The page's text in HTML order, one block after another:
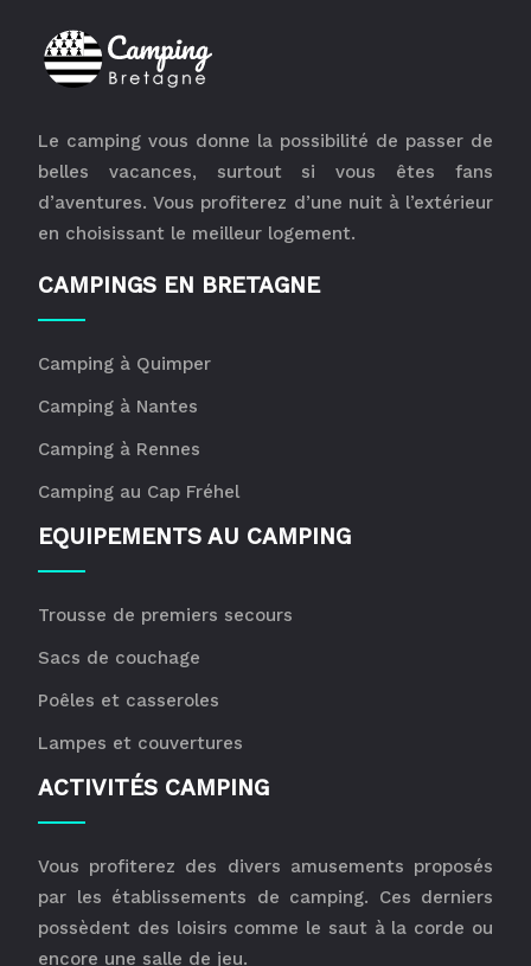
Le camping vous donne la possibilité de passer de
belles vacances, surtout si vous êtes fans
d’aventures. Vous profiterez d’une nuit à l’extérieur
en choisissant le meilleur logement.
CAMPINGS EN BRETAGNE
Camping à Quimper
Camping à Nantes
Camping à Rennes
Camping au Cap Fréhel
EQUIPEMENTS AU CAMPING
Trousse de premiers secours
Sacs de couchage
Poêles et casseroles
Lampes et couvertures
ACTIVITÉS CAMPING
Vous profiterez des divers amusements proposés
par les établissements de camping. Ces derniers
possèdent des loisirs comme le saut à la corde ou
encore une salle de jeu.